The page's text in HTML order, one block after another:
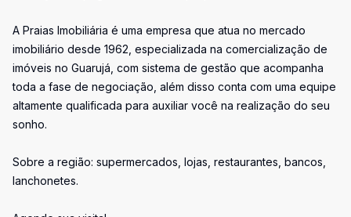
A Praias Imobiliária é uma empresa que atua no mercado
imobiliário desde 1962, especializada na comercialização de
imóveis no Guarujá, com sistema de gestão que acompanha
toda a fase de negociação, além disso conta com uma equipe
altamente qualificada para auxiliar você na realização do seu
sonho.
Sobre a região: supermercados, lojas, restaurantes, bancos,
lanchonetes.